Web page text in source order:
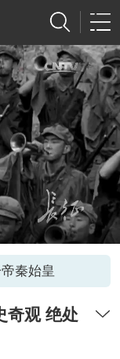
秦始皇
奇观 绝处